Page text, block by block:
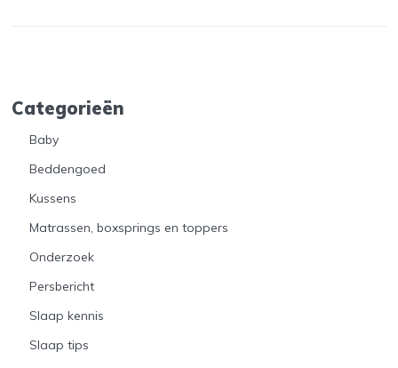
Categorieën
Baby
Beddengoed
Kussens
Matrassen, boxsprings en toppers
Onderzoek
Persbericht
Slaap kennis
Slaap tips